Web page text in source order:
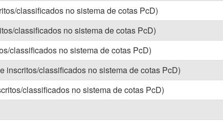
classificados no sistema de cotas PcD)
classificados no sistema de cotas PcD)
classificados no sistema de cotas PcD)
inscritos/classificados no sistema de cotas PcD)
classificados no sistema de cotas PcD)